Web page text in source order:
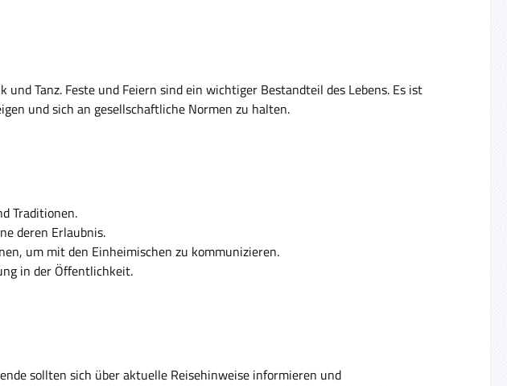
Tanz. Feste und Feiern sind ein wichtiger Bestandteil des Lebens. Es ist
und sich an gesellschaftliche Normen zu halten.
Traditionen.
deren Erlaubnis.
um mit den Einheimischen zu kommunizieren.
in der Öffentlichkeit.
sollten sich über aktuelle Reisehinweise informieren und